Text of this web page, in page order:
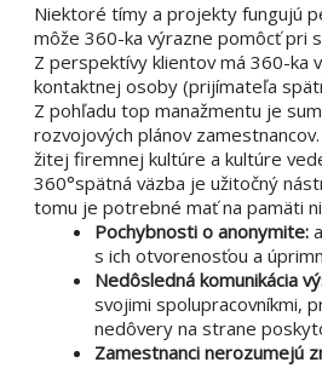
Niektoré tímy a projekty fungujú
môže 360-ka výrazne pomôcť pri
Z perspektívy klientov má 360-ka
kontaktnej osoby (prijímateľa
Z pohľadu top manažmentu je
rozvojových plánov
žitej firemnej kultúre a kultúre
360°spätná väzba je užitočný
tomu je potrebné mať na pamäti
Pochybnosti o anonymite:
s ich otvorenosťou a
Nedôsledná komunikácia
svojimi spolupracovníkmi,
nedôvery na strane
Zamestnanci nerozumejú